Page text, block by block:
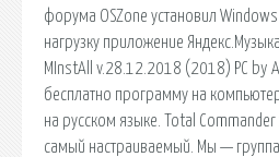
форума OSZone установил
нагрузку приложение
MInstAll v.28.12.2018 (2018) PC by
бесплатно программу на
на русском языке. Total
самый настраиваемый. Мы —